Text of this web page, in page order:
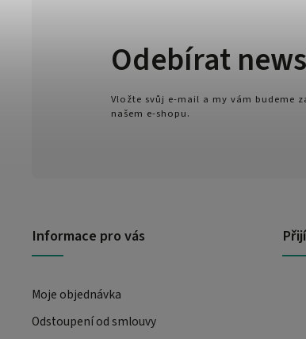
Informace pro vás
Moje objednávka
Odstoupení od smlouvy
Odebírat
Vložte svůj e-mail a my vám budeme
našem e-shopu.